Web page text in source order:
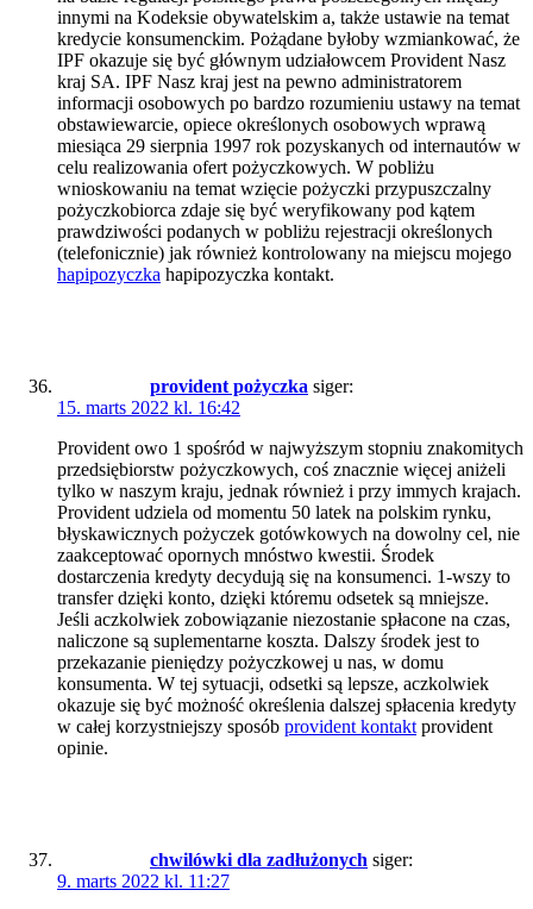
innymi na Kodeksie obywatelskim a, także ustawie na temat
kredycie konsumenckim. Pożądane byłoby wzmiankować, że
IPF okazuje się być głównym udziałowcem Provident Nasz
kraj SA. IPF Nasz kraj jest na pewno administratorem
informacji osobowych po bardzo rozumieniu ustawy na temat
obstawiewarcie, opiece określonych osobowych wprawą
miesiąca 29 sierpnia 1997 rok pozyskanych od internautów w
celu realizowania ofert pożyczkowych. W pobliżu
wnioskowaniu na temat wzięcie pożyczki przypuszczalny
pożyczkobiorca zdaje się być weryfikowany pod kątem
prawdziwości podanych w pobliżu rejestracji określonych
(telefonicznie) jak również kontrolowany na miejscu mojego
hapipozyczka hapipozyczka kontakt.
provident pożyczka siger:
15. marts 2022 kl. 16:42
Provident owo 1 spośród w najwyższym stopniu znakomitych
przedsiębiorstw pożyczkowych, coś znacznie więcej aniżeli
tylko w naszym kraju, jednak również i przy immych krajach.
Provident udziela od momentu 50 latek na polskim rynku,
błyskawicznych pożyczek gotówkowych na dowolny cel, nie
zaakceptować opornych mnóstwo kwestii. Środek
dostarczenia kredyty decydują się na konsumenci. 1-wszy to
transfer dzięki konto, dzięki któremu odsetek są mniejsze.
Jeśli aczkolwiek zobowiązanie niezostanie spłacone na czas,
naliczone są suplementarne koszta. Dalszy środek jest to
przekazanie pieniędzy pożyczkowej u nas, w domu
konsumenta. W tej sytuacji, odsetki są lepsze, aczkolwiek
okazuje się być możność określenia dalszej spłacenia kredyty
w całej korzystniejszy sposób provident kontakt provident
opinie.
chwilówki dla zadłużonych siger:
9. marts 2022 kl. 11:27